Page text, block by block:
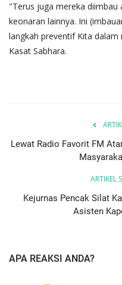
"Terus juga mereka
keonaran lainnya. Ini
langkah preventif Kita
Kasat Sabhara.
Lewat Radio Favorit FM
ARTIKEL
Kejurnas Pencak Silat
Asisten
APA REAKSI ANDA?